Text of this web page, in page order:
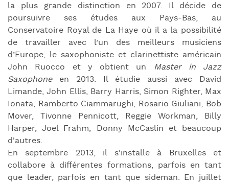
la plus grande distinction en 2007. Il décide de
poursuivre ses études aux Pays-Bas, au
Conservatoire Royal de La Haye où il a la possibilité
de travailler avec l’un des meilleurs musiciens
d’Europe, le saxophoniste et clarinettiste américain
John Ruocco et y obtient un Master in Jazz
Saxophoneen 2013. Il étudie aussi avec David
Limande, John Ellis, Barry Harris, Simon Righter, Max
Ionata, Ramberto Ciammarughi, Rosario Giuliani, Bob
Mover, Tivonne Pennicott, Reggie Workman, Billy
Harper, Joel Frahm, Donny McCaslin et beaucoup
d'autres.
En septembre 2013, il s'installe à Bruxelles et
collabore à différentes formations, parfois en tant
que leader, parfois en tant que sideman. En juillet